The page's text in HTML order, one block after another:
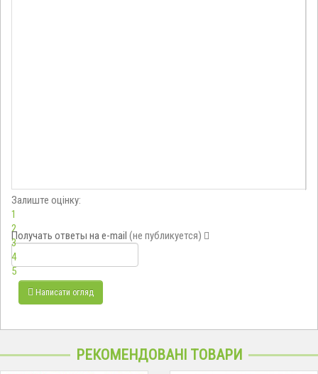
Залиште оцінку:
1
2
3
4
5
Получать ответы на e-mail (не публикуется)
Написати огляд
РЕКОМЕНДОВАНІ ТОВАРИ